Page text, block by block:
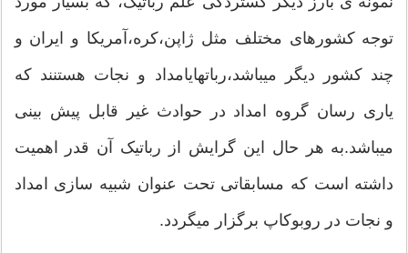
توجه کشورهای مختلف مثل ژاپن،کره،آمریکا و ایران و
چند کشور دیگر میباشد،رباتهایامداد و نجات هستنند که
یاری رسان گروه امداد در حوادث غیر قابل پیش بینی
میباشد.به هر حال این گرایش از رباتیک آن قدر اهمیت
داشته است که مسابقاتی تحت عنوان شبیه سازی امداد
و نجات در روبوکاپ برگزار میگردد.